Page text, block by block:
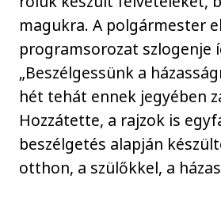
magukra. A polgármester
programsorozat szlogenje
„Beszélgessünk a
hét tehát ennek jegyében
Hozzátette, a rajzok is
beszélgetés alapján
otthon, a szülőkkel, a